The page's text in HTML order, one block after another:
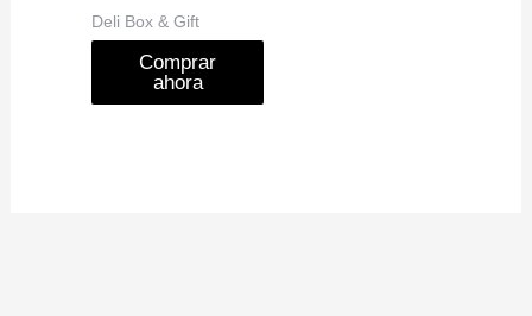
Deli Box & Gift
Comprar
ahora